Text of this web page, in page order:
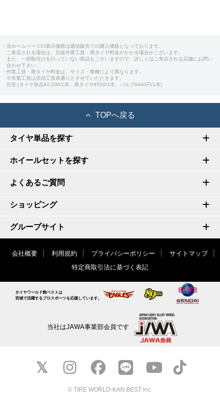
・当ホームページの表示価格は通信販売での購入価格となっております。
ご来店される場合は、別途作業工賃・廃タイヤ料金がかかる場合がございます。
また、一部取付けを行っていない商品もございますので、詳しくはご来店される店舗にお問い
合わせ下さい。
・作業工賃・廃タイヤ料金は、サイズ・車種により異なります。
※作業工賃は店頭工賃表通りとさせていただきます。
目安:(タイヤ単品¥2,200/1本、廃タイヤ¥550/1本、バルブ¥440円/1本)
TOPへ戻る
タイヤ単品を探す
ホイールセットを探す
よくあるご質問
ショッピング
グループサイト
会社概要 利用規約 プライバシーポリシー
サイトマップ
特定商取引法に基づく表記
タイヤワールド館ベストは
宮城で活躍するプロスポーツを応援しています。
当社はJAWA事業部会員です
© TIRE WORLD-KAN BEST inc.